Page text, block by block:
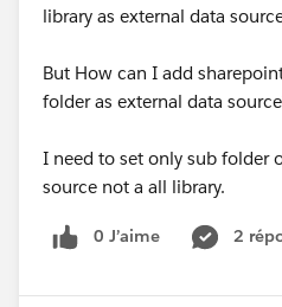
library as external data
But How can I add
folder as external data
I need to set only sub folder
source not a all library.
0 J’aime 2